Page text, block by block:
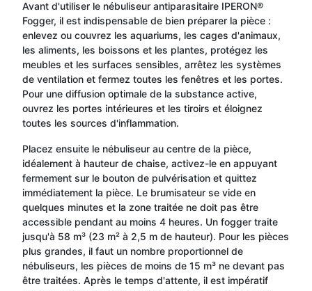
Avant d'utiliser le nébuliseur antiparasitaire IPERON®
Fogger, il est indispensable de bien préparer la pièce :
enlevez ou couvrez les aquariums, les cages d'animaux,
les aliments, les boissons et les plantes, protégez les
meubles et les surfaces sensibles, arrêtez les systèmes
de ventilation et fermez toutes les fenêtres et les portes.
Pour une diffusion optimale de la substance active,
ouvrez les portes intérieures et les tiroirs et éloignez
toutes les sources d'inflammation.
Placez ensuite le nébuliseur au centre de la pièce,
idéalement à hauteur de chaise, activez-le en appuyant
fermement sur le bouton de pulvérisation et quittez
immédiatement la pièce. Le brumisateur se vide en
quelques minutes et la zone traitée ne doit pas être
accessible pendant au moins 4 heures. Un fogger traite
jusqu'à 58 m³ (23 m² à 2,5 m de hauteur). Pour les pièces
plus grandes, il faut un nombre proportionnel de
nébuliseurs, les pièces de moins de 15 m³ ne devant pas
être traitées. Après le temps d'attente, il est impératif